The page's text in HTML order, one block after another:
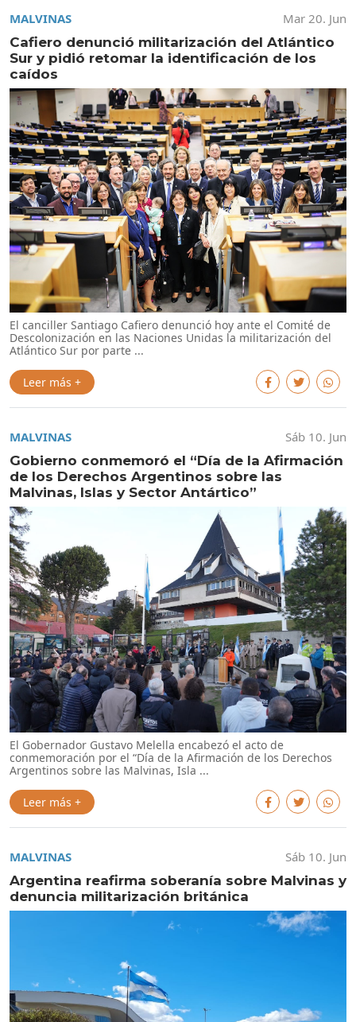
MALVINAS
Mar 20. Jun
Cafiero denunció militarización del Atlántico
Sur y pidió retomar la identificación de los
caídos
El canciller Santiago Cafiero denunció hoy ante el Comité de
Descolonización en las Naciones Unidas la militarización del
Atlántico Sur por parte ...
Leer más +
MALVINAS
Sáb 10. Jun
Gobierno conmemoró el “Día de la Afirmación
de los Derechos Argentinos sobre las
Malvinas, Islas y Sector Antártico”
El Gobernador Gustavo Melella encabezó el acto de
conmemoración por el “Día de la Afirmación de los Derechos
Argentinos sobre las Malvinas, Isla ...
Leer más +
MALVINAS
Sáb 10. Jun
Argentina reafirma soberanía sobre Malvinas y
denuncia militarización británica